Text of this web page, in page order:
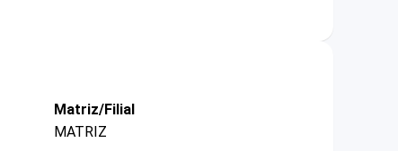
Matriz/Filial
MATRIZ